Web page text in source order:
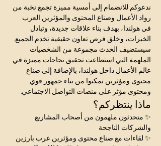
ندعوكم للانضمام إلى أمسية مميزة تجمع نخبة من
رواد الأعمال وصناع المحتوى والمؤثرين العرب
في هولندا، بهدف بناء علاقات جديدة، وتبادل
الخبرات، وخلق فرص تعاون حقيقية تخدم الجميع.
سيستضيف الحدث مجموعة من الشخصيات
الملهمة التي استطاعت تحقيق نجاحات مميزة في
عالم الأعمال داخل هولندا، بالإضافة إلى صناع
محتوى ومؤثرين تمكنوا من بناء جمهور قوي
ومحتوى مؤثر على منصات التواصل الاجتماعي.
ماذا ينتظركم؟
✨ متحدثون ملهمون من أصحاب المشاريع
والشركات الناجحة
✨ لقاءات مع صناع محتوى ومؤثرين عرب بارزين